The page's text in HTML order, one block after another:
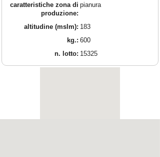
caratteristiche zona di
produzione:
pianura
altitudine (mslm): 183
kg.: 600
n. lotto: 15325